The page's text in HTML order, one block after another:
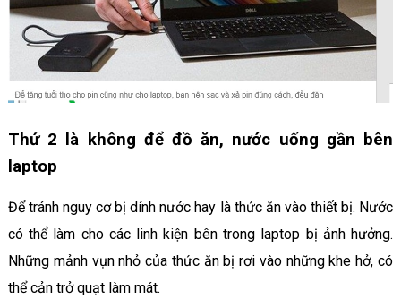
Thứ 2 là không để đồ ăn, nước uống gần bên
laptop
Để tránh nguy cơ bị dính nước hay là thức ăn vào thiết bị. Nước
có thể làm cho các linh kiện bên trong laptop bị ảnh hưởng.
Những mảnh vụn nhỏ của thức ăn bị rơi vào những khe hở, có
thể cản trở quạt làm mát.